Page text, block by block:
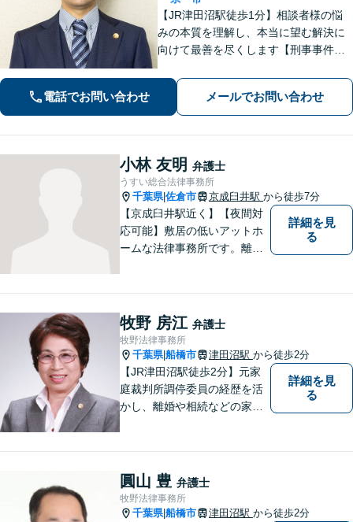
【JR津田沼駅徒歩1分】相談者様の悩
みの本質を理解し、本当に望む解決に
向けて最善を尽くします【刑事事件】
い【交通事故】医療費の打ち切り、後
遺障害等級認定など。保険会社との対
等な交渉にはぜひ弁護士にご依頼を！
電話でお問い合わせ メールでお問い合わせ
小林 友明 弁護士
うすい総合法律事務所
千葉県|佐倉市 京成臼井駅 から徒歩7分
【京成臼井駅近く】【夜間対
応可能】敷居の低いアットホ
ームな法律事務所です。離婚
【地域に根差し他弁護士】的
確なアドバイスやサポートで
ご相談者様のお役に立てるよ
う尽力します。
詳細を見
る
牧野 房江 弁護士
牧野法律事務所
千葉県|船橋市 津田沼駅 から徒歩2分
【JR津田沼駅徒歩2分】元家
庭裁判所調停委員の経歴を活
かし、離婚や相続などの家事
詳細を見
る
圓山 豊 弁護士
牧野法律事務所
千葉県|船橋市 津田沼駅 から徒歩2分